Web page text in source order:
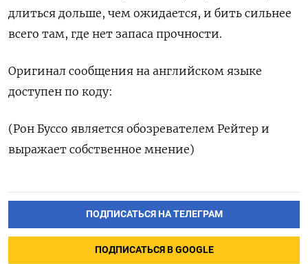
длиться дольше, чем ожидается, и бить ‌сильнее
всего там, где нет запаса прочности.
Оригинал сообщения на английском языке
доступен по коду:
(Рон Буссо является обозревателем Рейтер и
выражает собственное мнение)
ПОДПИСАТЬСЯ НА ТЕЛЕГРАМ
ПОДПИСАТЬСЯ В GOOGLE